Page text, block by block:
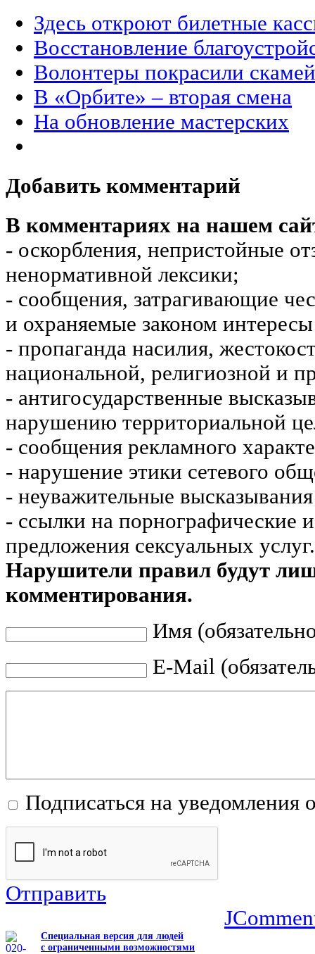
Здесь откроют билетные
Восстановление
Волонтеры покрасили
В «Орбите» – вторая смена
На обновление мастерских
Добавить комментарий
В комментариях на нашем
- оскорбления, непристойные
ненормативной лексики;
- сообщения, затрагивающие
и охраняемые законом
- пропаганда насилия,
национальной, религиозной и
- антигосударственные
нарушению территориальной
- сообщения рекламного
- нарушение этики сетевого
- неуважительные
- ссылки на порнографические
предложения сексуальных услуг.
Нарушители правил будут
комментирования.
Имя
E-Mail
Подписаться на уведомления
Отправить
Специальная версия для людей
с ограниченными возможностями